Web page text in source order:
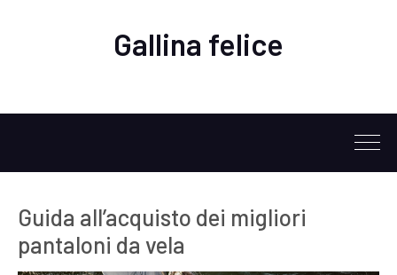
Gallina felice
Guida all’acquisto dei migliori
pantaloni da vela